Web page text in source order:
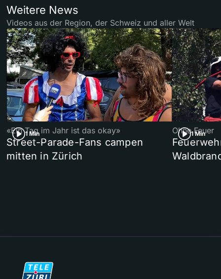
Weitere News
Videos aus der Region, der Schweiz und aller Welt
1 Min
«Ein Tag im Jahr ist das okay»
Street-Parade-Fans campen
mitten in Zürich
1 Min
Ohne Feuer